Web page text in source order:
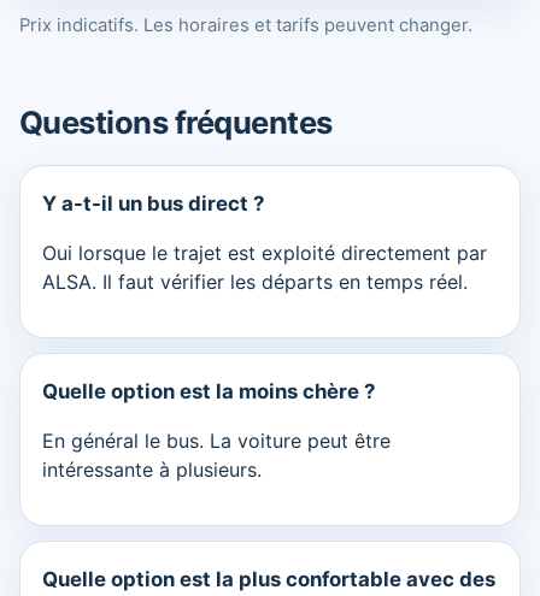
Prix indicatifs. Les horaires et tarifs peuvent changer.
Questions fréquentes
Y a-t-il un bus direct ?
Oui lorsque le trajet est exploité directement par
ALSA. Il faut vérifier les départs en temps réel.
Quelle option est la moins chère ?
En général le bus. La voiture peut être
intéressante à plusieurs.
Quelle option est la plus confortable avec des